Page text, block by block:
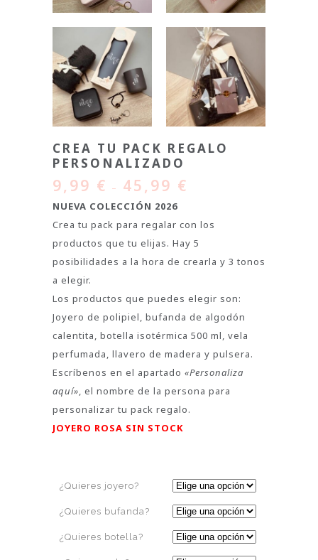
CREA TU PACK REGALO
PERSONALIZADO
9,99 € – 45,99 €
NUEVA COLECCIÓN 2026
Crea tu pack para regalar con los
productos que tu elijas. Hay 5
posibilidades a la hora de crearla y 3 tonos
a elegir.
Los productos que puedes elegir son:
Joyero de polipiel, bufanda de algodón
calentita, botella isotérmica 500 ml, vela
perfumada, llavero de madera y pulsera.
Escríbenos en el apartado «Personaliza
aquí», el nombre de la persona para
personalizar tu pack regalo.
JOYERO ROSA SIN STOCK
¿Quieres joyero?
¿Quieres bufanda?
¿Quieres botella?